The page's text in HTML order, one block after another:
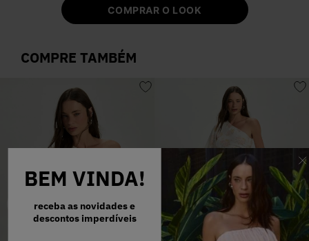
BEM VINDA!
receba as novidades e
descontos imperdíveis
COMPRAR O LOOK
COMPRE TAMBÉM